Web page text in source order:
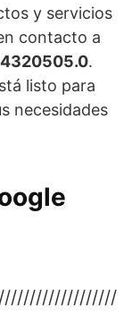
y servicios
contacto a
.
listo para
necesidades